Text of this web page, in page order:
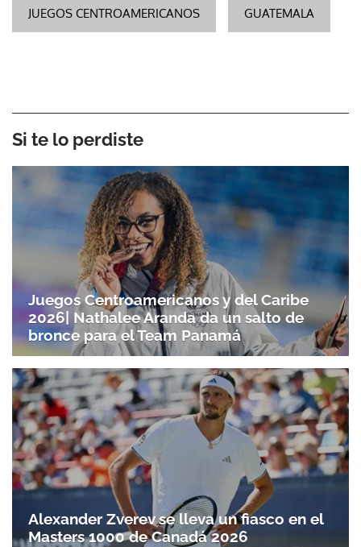
JUEGOS CENTROAMERICANOS GUATEMALA
Si te lo perdiste
Juegos Centroamericanos y del Caribe
2026| Nathalee Aranda da un salto de
bronce para el Team Panamá
Alexander Zverev se lleva un fiasco en el
Masters 1000 de Canadá 2026